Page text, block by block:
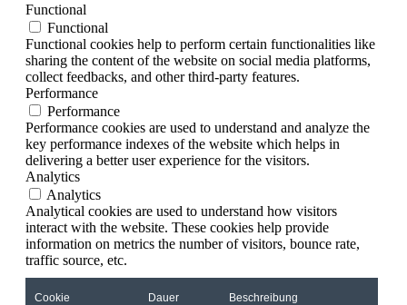
Functional
Functional
Functional cookies help to perform certain functionalities like
sharing the content of the website on social media platforms,
collect feedbacks, and other third-party features.
Performance
Performance
Performance cookies are used to understand and analyze the
key performance indexes of the website which helps in
delivering a better user experience for the visitors.
Analytics
Analytics
Analytical cookies are used to understand how visitors
interact with the website. These cookies help provide
information on metrics the number of visitors, bounce rate,
traffic source, etc.
Cookie Dauer Beschreibung